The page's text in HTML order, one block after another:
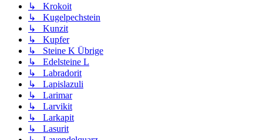
↳ Krokoit
↳ Kugelpechstein
↳ Kunzit
↳ Kupfer
↳ Steine K Übrige
↳ Edelsteine L
↳ Labradorit
↳ Lapislazuli
↳ Larimar
↳ Larvikit
↳ Larkapit
↳ Lasurit